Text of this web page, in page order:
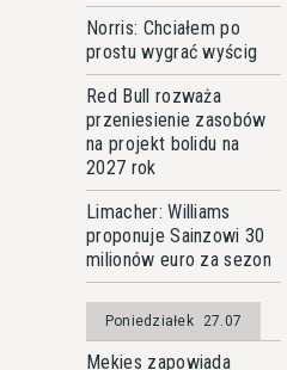
Norris: Chciałem po
prostu wygrać wyścig
Red Bull rozważa
przeniesienie zasobów
na projekt bolidu na
2027 rok
Limacher: Williams
proponuje Sainzowi 30
milionów euro za sezon
Poniedziałek 27.07
Mekies zapowiada